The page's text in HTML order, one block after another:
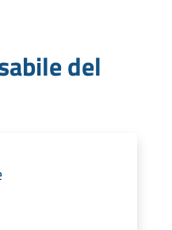
del